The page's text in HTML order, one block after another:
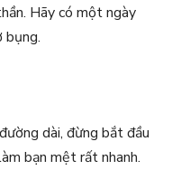
Hãy có một ngày
bụng.
dài, đừng bắt đầu
bạn mệt rất nhanh.